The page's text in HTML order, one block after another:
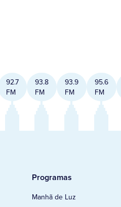
92.7
FM
93.8
FM
93.9
FM
95.6
FM
Programas
Manhã de Luz